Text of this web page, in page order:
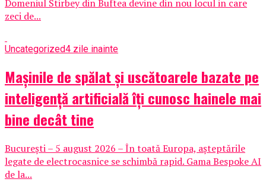
Domeniul Stirbey din Buftea devine din nou locul in care
zeci de...
Uncategorized4 zile inainte
Mașinile de spălat și uscătoarele bazate pe
inteligență artificială îți cunosc hainele mai
bine decât tine
București – 5 august 2026 – În toată Europa, așteptările
legate de electrocasnice se schimbă rapid. Gama Bespoke AI
de la...